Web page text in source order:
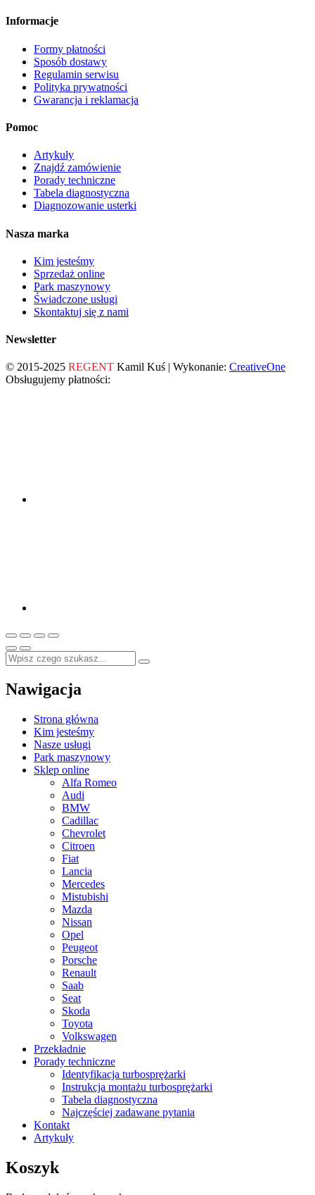
Informacje
Formy płatności
Sposób dostawy
Regulamin serwisu
Polityka prywatności
Gwarancja i reklamacja
Pomoc
Artykuły
Znajdź zamówienie
Porady techniczne
Tabela diagnostyczna
Diagnozowanie usterki
Nasza marka
Kim jesteśmy
Sprzedaż online
Park maszynowy
Świadczone usługi
Skontaktuj się z nami
Newsletter
© 2015-2025 REGENT Kamil Kuś | Wykonanie: CreativeOne
Obsługujemy płatności:
Nawigacja
Strona główna
Kim jesteśmy
Nasze usługi
Park maszynowy
Sklep online
Alfa Romeo
Audi
BMW
Cadillac
Chevrolet
Citroen
Fiat
Lancia
Mercedes
Mistubishi
Mazda
Nissan
Opel
Peugeot
Porsche
Renault
Saab
Seat
Skoda
Toyota
Volkswagen
Przekładnie
Porady techniczne
Identyfikacja turbosprężarki
Instrukcja montażu turbosprężarki
Tabela diagnostyczna
Najczęściej zadawane pytania
Kontakt
Artykuły
Koszyk